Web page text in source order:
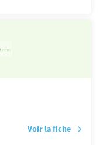
Voir la fiche